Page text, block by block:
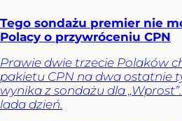
Tego sondażu premier nie
Polacy o przywróceniu CPN
Prawie dwie trzecie Polaków
pakietu CPN na dwa ostatnie
wynika z sondażu dla
lada dzień.